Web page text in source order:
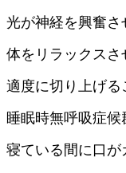
光が神経を興奮さ
体をリラックス
適度に切り上げる
睡眠時無呼吸症候
寝ている間に口が